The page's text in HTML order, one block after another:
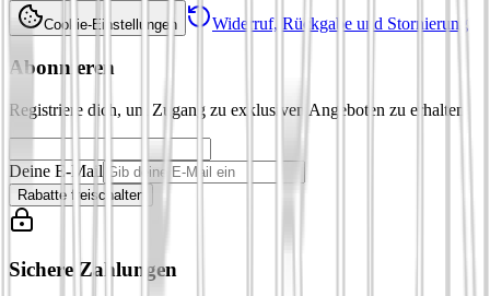
Cookie-Einstellungen Widerruf, Rückgabe und Stornierung
Abonnieren
Registriere dich, um Zugang zu exklusiven Angeboten zu erhalten
Deine E-Mail
Rabatte freischalten
Sichere Zahlungen